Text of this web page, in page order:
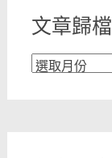
文章歸檔
文